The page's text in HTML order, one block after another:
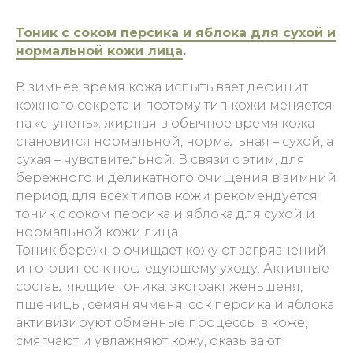
Тоник с соком персика и яблока для сухой и
нормальной кожи лица.
В зимнее время кожа испытывает дефицит
кожного секрета и поэтому тип кожи меняется
на «ступень»: жирная в обычное время кожа
становится нормальной, нормальная – сухой, а
сухая – чувствительной. В связи с этим, для
бережного и деликатного очищения в зимний
период для всех типов кожи рекомендуется
тоник с соком персика и яблока для сухой и
нормальной кожи лица.
Тоник бережно очищает кожу от загрязнений
и готовит ее к последующему уходу. Активные
составляющие тоника: экстракт женьшеня,
пшеницы, семян ячменя, сок персика и яблока
активизируют обменные процессы в коже,
смягчают и увлажняют кожу, оказывают